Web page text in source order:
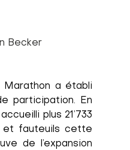
Becker
Marathon a établi
participation. En
plus 21’733
et fauteuils cette
de l’expansion